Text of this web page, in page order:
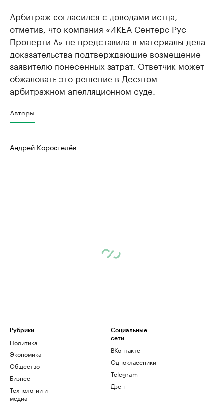
Арбитраж согласился с доводами истца,
отметив, что компания «ИКЕА Сентерс Рус
Проперти А» не представила в материалы дела
доказательства подтверждающие возмещение
заявителю понесенных затрат. Ответчик может
обжаловать это решение в Десятом
арбитражном апелляционном суде.
Авторы
Андрей Коростелёв
Рубрики
Политика
Экономика
Общество
Бизнес
Технологии и
медиа
Социальные
сети
ВКонтакте
Одноклассники
Telegram
Дзен